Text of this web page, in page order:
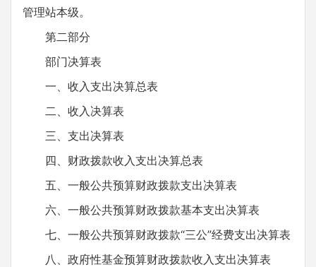
管理站本级。
第二部分
部门决算表
一、收入支出决算总表
二、收入决算表
三、支出决算表
四、财政拨款收入支出决算总表
五、一般公共预算财政拨款支出决算表
六、一般公共预算财政拨款基本支出决算表
七、一般公共预算财政拨款“三公”经费支出决算表
八、政府性基金预算财政拨款收入支出决算表